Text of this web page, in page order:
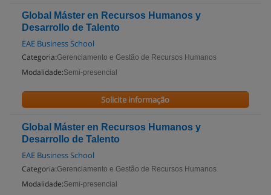
Global Máster en Recursos Humanos y
Desarrollo de Talento
EAE Business School
Categoria:Gerenciamento e Gestão de Recursos Humanos
Modalidade:Semi-presencial
Solicite informação
Global Máster en Recursos Humanos y
Desarrollo de Talento
EAE Business School
Categoria:Gerenciamento e Gestão de Recursos Humanos
Modalidade:Semi-presencial